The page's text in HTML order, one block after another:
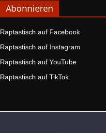
Abonnieren
Raptastisch auf Facebook
Raptastisch auf Instagram
Raptastisch auf YouTube
Raptastisch auf TikTok